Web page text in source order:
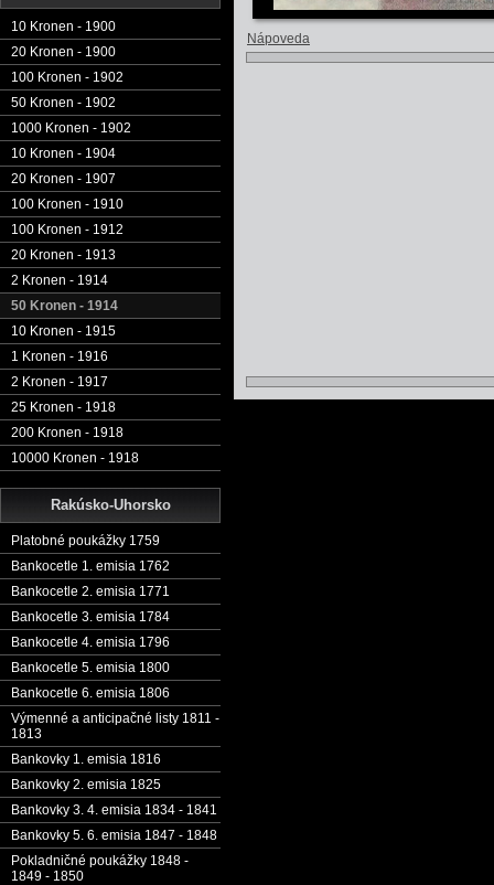
10 Kronen - 1900
20 Kronen - 1900
100 Kronen - 1902
50 Kronen - 1902
1000 Kronen - 1902
10 Kronen - 1904
20 Kronen - 1907
100 Kronen - 1910
100 Kronen - 1912
20 Kronen - 1913
2 Kronen - 1914
50 Kronen - 1914
10 Kronen - 1915
1 Kronen - 1916
2 Kronen - 1917
25 Kronen - 1918
200 Kronen - 1918
10000 Kronen - 1918
Rakúsko-Uhorsko
Platobné poukážky 1759
Bankocetle 1. emisia 1762
Bankocetle 2. emisia 1771
Bankocetle 3. emisia 1784
Bankocetle 4. emisia 1796
Bankocetle 5. emisia 1800
Bankocetle 6. emisia 1806
Výmenné a anticipačné listy 1811 -
1813
Bankovky 1. emisia 1816
Bankovky 2. emisia 1825
Bankovky 3. 4. emisia 1834 - 1841
Bankovky 5. 6. emisia 1847 - 1848
Pokladničné poukážky 1848 -
1849 - 1850
Nápoveda